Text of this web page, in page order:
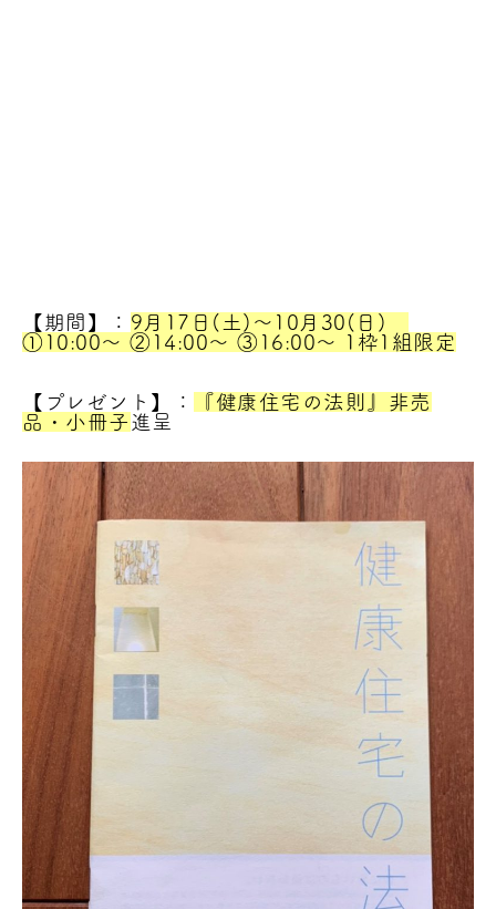
【期間】： 9月17日(土)～10月30(日)
①10:00～ ②14:00～ ③16:00～ 1枠1組限定
【プレゼント】：
『健康住宅の法則』非売
品・小冊子 進呈